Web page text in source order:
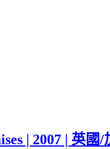
| 2007 | 英